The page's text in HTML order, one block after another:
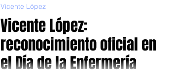
Vicente López:
reconocimiento oficial en
el Día de la Enfermería
Vicente López